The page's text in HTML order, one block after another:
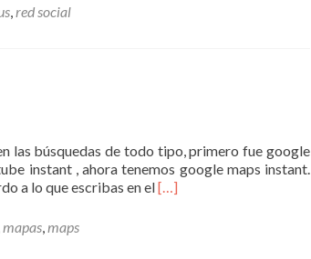
google
,red social
las búsquedas de todo tipo, primero fue google
instant , ahora tenemos google maps instant.
a lo que escribas en elLeer
[…]
mapas,maps